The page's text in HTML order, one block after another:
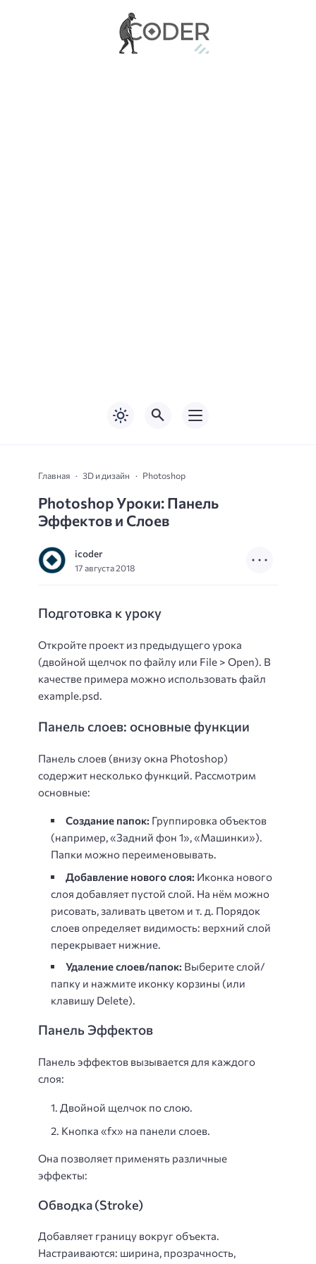
Главная 3D и дизайн Photoshop
Photoshop Уроки: Панель
Эффектов и Слоев
icoder
17 августа 2018
Подготовка к уроку
Откройте проект из предыдущего урока
(двойной щелчок по файлу или File > Open). В
качестве примера можно использовать файл
example.psd.
Панель слоев: основные функции
Панель слоев (внизу окна Photoshop)
содержит несколько функций. Рассмотрим
основные:
Создание папок: Группировка объектов
(например, «Задний фон 1», «Машинки»).
Папки можно переименовывать.
Добавление нового слоя: Иконка нового
слоя добавляет пустой слой. На нём можно
рисовать, заливать цветом и т. д. Порядок
слоев определяет видимость: верхний слой
перекрывает нижние.
Удаление слоев/папок: Выберите слой/
папку и нажмите иконку корзины (или
клавишу Delete).
Панель Эффектов
Панель эффектов вызывается для каждого
слоя:
Двойной щелчок по слою.
Кнопка «fx» на панели слоев.
Она позволяет применять различные
эффекты:
Обводка (Stroke)
Добавляет границу вокруг объекта.
Настраиваются: ширина, прозрачность,